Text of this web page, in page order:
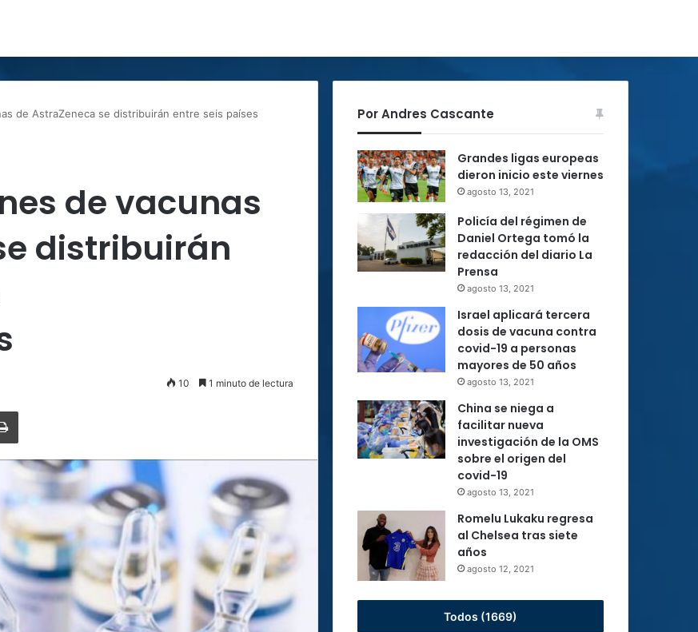
de AstraZeneca se distribuirán entre seis países
de vacunas
distribuirán
10 1 minuto de lectura
electrónico
Imprimir
Por Andres Cascante
Grandes ligas europeas
dieron inicio este viernes
agosto 13, 2021
Policía del régimen de
Daniel Ortega tomó la
redacción del diario La
Prensa
agosto 13, 2021
Israel aplicará tercera
dosis de vacuna contra
covid-19 a personas
mayores de 50 años
agosto 13, 2021
China se niega a
facilitar nueva
investigación de la OMS
sobre el origen del
covid-19
agosto 13, 2021
Romelu Lukaku regresa
al Chelsea tras siete
años
agosto 12, 2021
Todos (1669)